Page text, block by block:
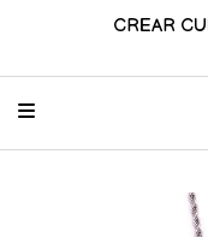
CREAR